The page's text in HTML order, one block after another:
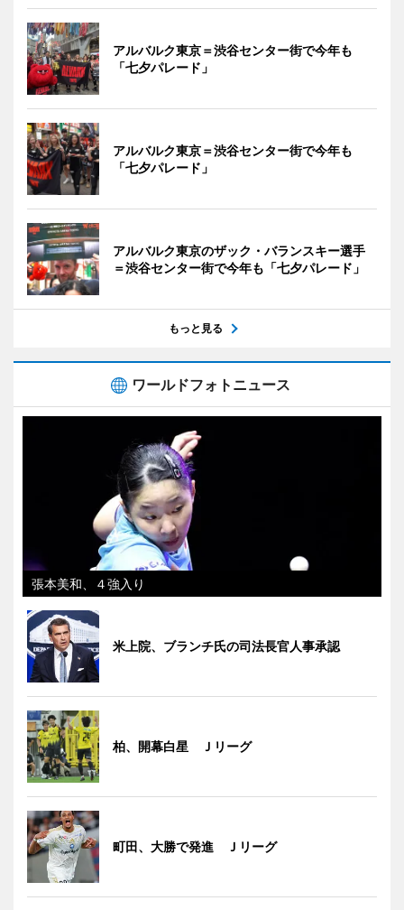
アルバルク東京＝渋谷センター街で今年も
「七夕パレード」
アルバルク東京＝渋谷センター街で今年も
「七夕パレード」
アルバルク東京のザック・バランスキー選手
＝渋谷センター街で今年も「七夕パレード」
もっと見る
ワールドフォトニュース
張本美和、４強入り
米上院、ブランチ氏の司法長官人事承認
柏、開幕白星 Ｊリーグ
町田、大勝で発進 Ｊリーグ